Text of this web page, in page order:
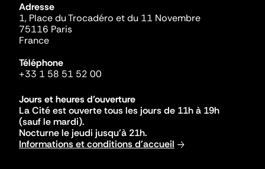
Adresse
1, Place du Trocadéro et du 11 Novembre
75116 Paris
France
Téléphone
+33 1 58 51 52 00
Jours et heures d'ouverture
La Cité est ouverte tous les jours de 11h à 19h
(sauf le mardi).
Nocturne le jeudi jusqu'à 21h.
Informations et conditions d'accueil